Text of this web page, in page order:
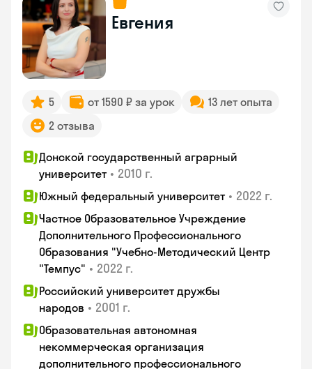
Евгения
5 от 1590 ₽ за урок
13 лет опыта
2 отзыва
Донской государственный аграрный
университет • 2010 г.
Южный федеральный университет • 2022 г.
Частное Образовательное Учреждение
Дополнительного Профессионального
Образования "Учебно-Методический Центр
"Темпус" • 2022 г.
Российский университет дружбы
народов • 2001 г.
Образовательная автономная
некоммерческая организация
дополнительного профессионального